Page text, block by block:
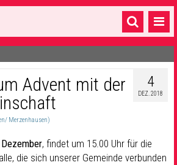
4
DEZ. 2018
Advent mit der
Merzenhausen)
, findet um 15.00 Uhr für die
die sich unserer Gemeinde verbunden